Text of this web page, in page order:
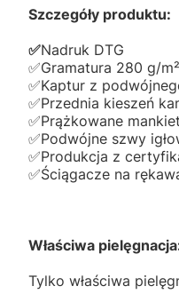
Szczegóły produktu:
✅️Nadruk DTG
✅️Gramatura 280 g/m²
✅️Kaptur z
✅️Przednia kieszeń
✅️Prążkowane
✅️Podwójne szwy
✅️Produkcja z
✅️Ściągacze na
Właściwa
Tylko właściwa